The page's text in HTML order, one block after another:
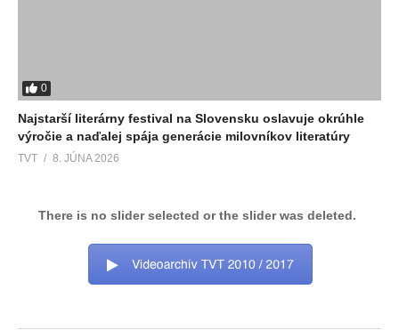
0
Najstarší literárny festival na Slovensku oslavuje okrúhle
výročie a naďalej spája generácie milovníkov literatúry
TVT 8. JÚNA 2026
There is no slider selected or the slider was deleted.